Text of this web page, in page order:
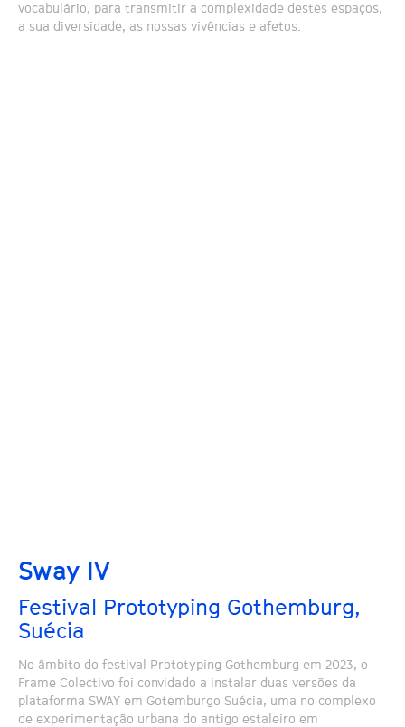
vocabulário, para transmitir a complexidade destes espaços,
a sua diversidade, as nossas vivências e afetos.
Sway IV
Festival Prototyping Gothemburg,
Suécia
No âmbito do festival Prototyping Gothemburg em 2023, o
Frame Colectivo foi convidado a instalar duas versões da
plataforma SWAY em Gotemburgo Suécia, uma no complexo
de experimentação urbana do antigo estaleiro em